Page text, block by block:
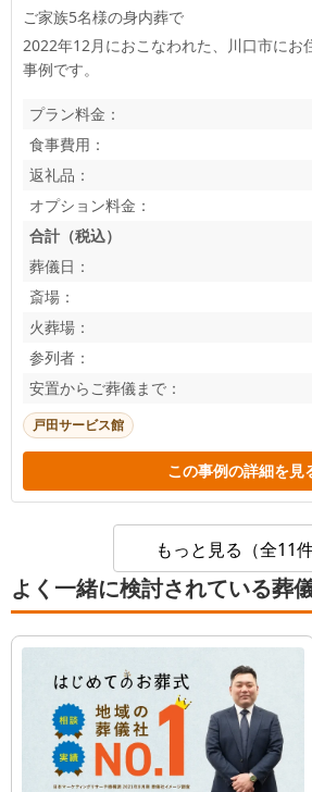
ご家族5名様の身内葬で
2022年12月におこなわれた、
川口市にお
事例です。
プラン料金：
食事費用：
返礼品：
オプション料金：
合計（税込）
葬儀日：
斎場：
火葬場：
参列者：
安置からご葬儀まで：
戸田サービス館
この事例の詳細を見
もっと見る（全11件
よく一緒に検討されている葬